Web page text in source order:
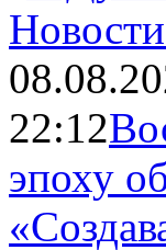
22:12
эпоху